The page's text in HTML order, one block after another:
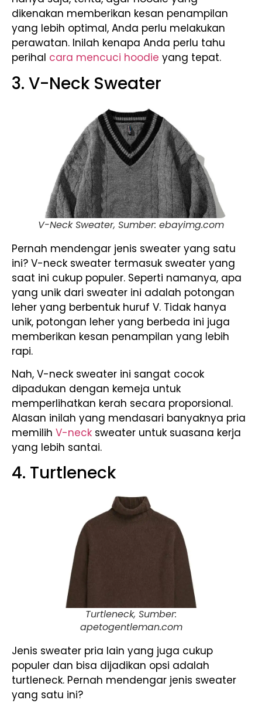
dikenakan memberikan kesan penampilan
yang lebih optimal, Anda perlu melakukan
perawatan. Inilah kenapa Anda perlu tahu
perihal cara mencuci hoodie yang tepat.
3. V-Neck Sweater
V-Neck Sweater, Sumber: ebayimg.com
Pernah mendengar jenis sweater yang satu
ini? V-neck sweater termasuk sweater yang
saat ini cukup populer. Seperti namanya, apa
yang unik dari sweater ini adalah potongan
leher yang berbentuk huruf V. Tidak hanya
unik, potongan leher yang berbeda ini juga
memberikan kesan penampilan yang lebih
rapi.
Nah, V-neck sweater ini sangat cocok
dipadukan dengan kemeja untuk
memperlihatkan kerah secara proporsional.
Alasan inilah yang mendasari banyaknya pria
memilih V-neck sweater untuk suasana kerja
yang lebih santai.
4. Turtleneck
Turtleneck, Sumber:
apetogentleman.com
Jenis sweater pria lain yang juga cukup
populer dan bisa dijadikan opsi adalah
turtleneck. Pernah mendengar jenis sweater
yang satu ini?